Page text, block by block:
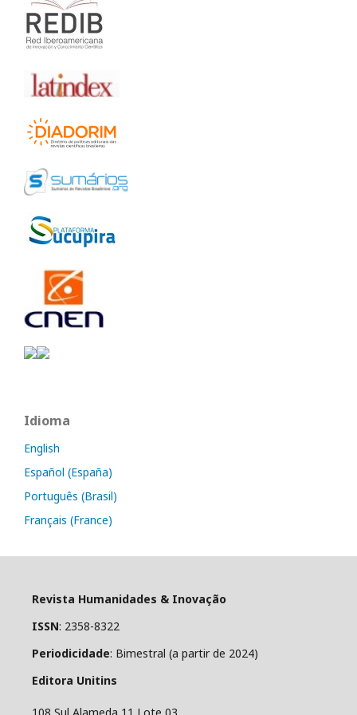
Idioma
English
Español (España)
Português (Brasil)
Français (France)
Revista Humanidades & Inovação
ISSN: 2358-8322
Periodicidade: Bimestral (a partir de 2024)
Editora Unitins